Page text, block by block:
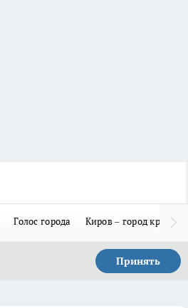
Голос города Киров – город
Принять